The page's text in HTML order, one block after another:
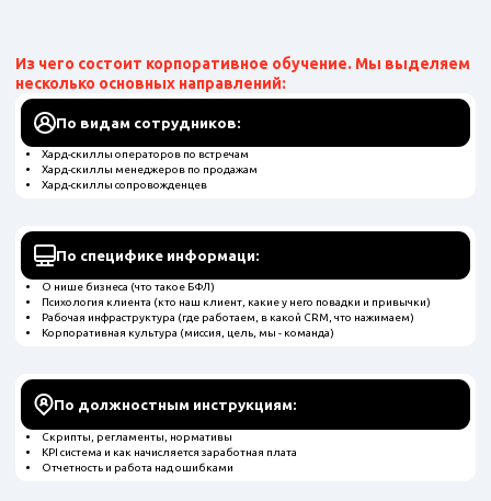
Из чего состоит корпоративное обучение. Мы выделяем
несколько основных направлений:
По видам сотрудников:
Хард-скиллы операторов по встречам
Хард-скиллы менеджеров по продажам
Хард-скиллы сопровожденцев
По специфике информаци:
О нише бизнеса (что такое БФЛ)
Психология клиента (кто наш клиент, какие у него повадки и привычки)
Рабочая инфраструктура (где работаем, в какой CRM, что нажимаем)
Корпоративная культура (миссия, цель, мы - команда)
По должностным инструкциям:
Скрипты, регламенты, нормативы
KPI система и как начисляется заработная плата
Отчетность и работа над ошибками